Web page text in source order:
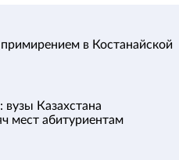
в Костанайской
вузы Казахстана
мест абитуриентам